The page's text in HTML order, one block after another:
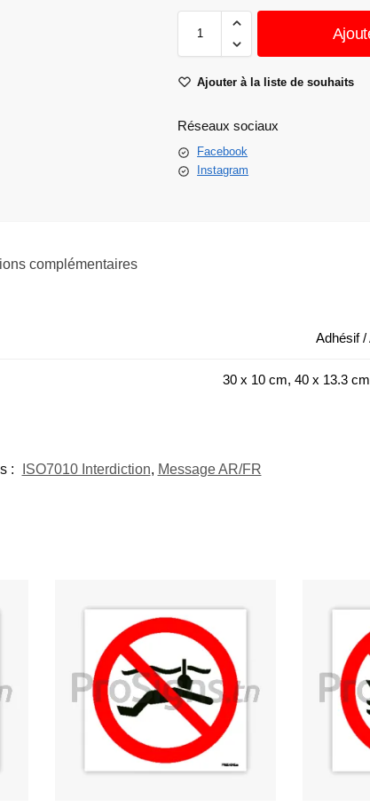
Ajouter à la liste de souhaits
Réseaux sociaux
Facebook
Instagram
complémentaires
Adhésif /
30 x 10 cm, 40 x 13.3
: ISO7010 Interdiction, Message AR/FR